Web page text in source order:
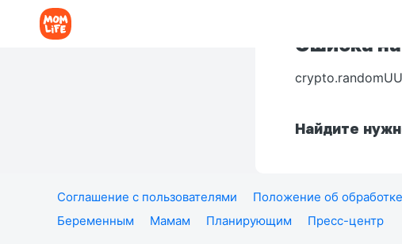
Ошибка
Найдите
Соглашение с пользователями Положение об
Беременным
Мамам Планирующим Пресс-центр